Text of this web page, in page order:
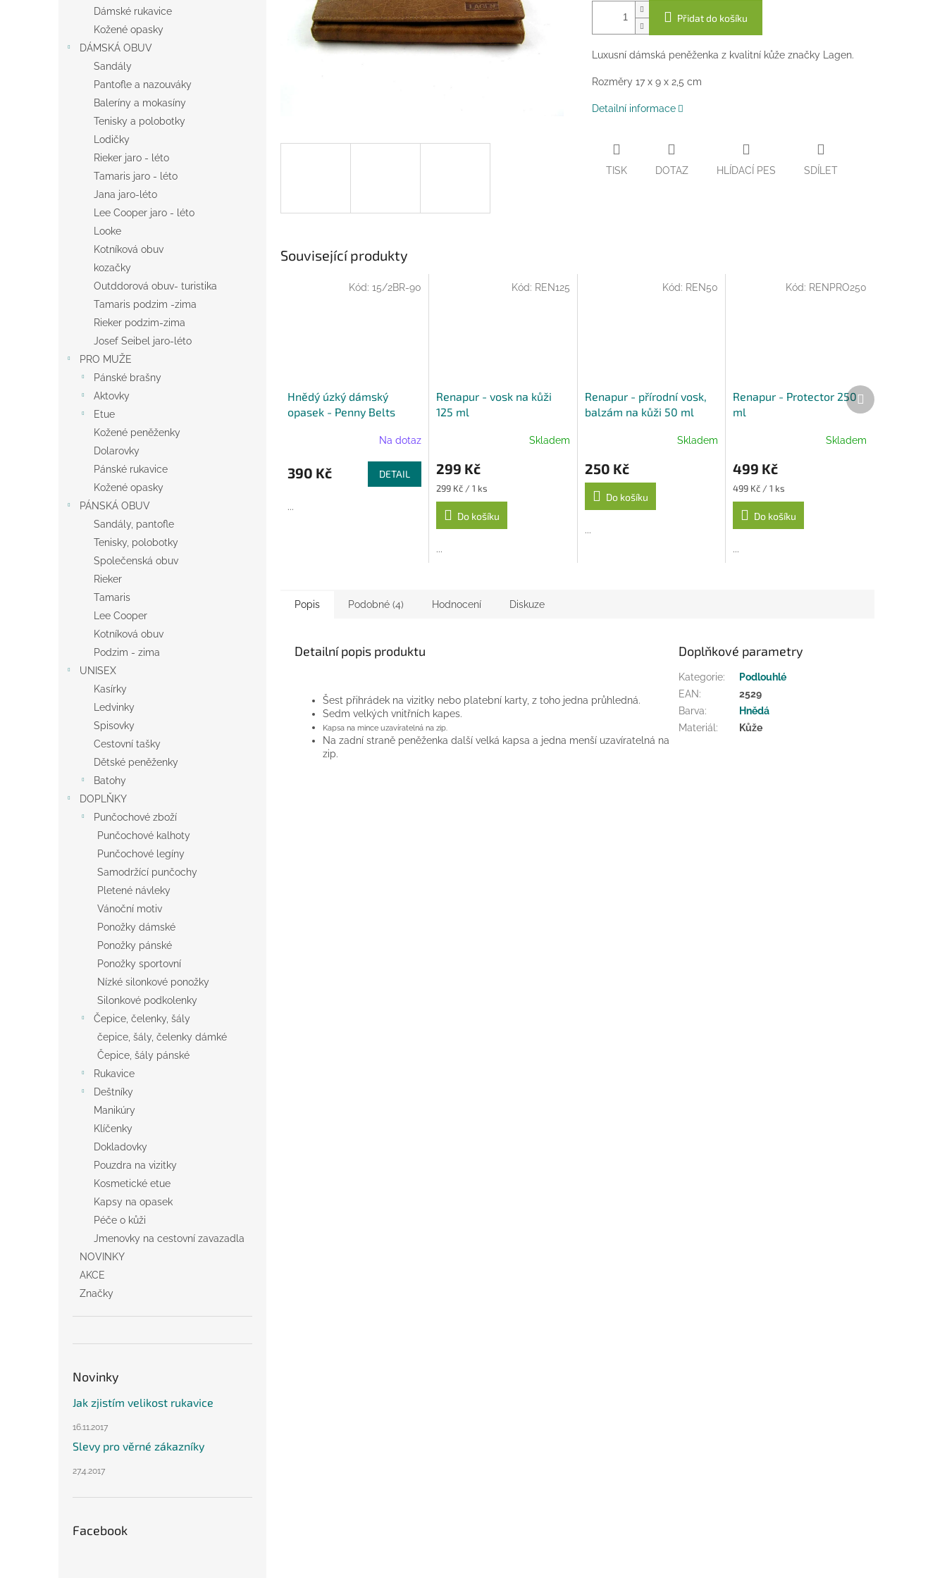
Dámské rukavice
Kožené opasky
DÁMSKÁ OBUV
Sandály
Pantofle a nazouváky
Baleríny a mokasíny
Tenisky a polobotky
Lodičky
Rieker jaro - léto
Tamaris jaro - léto
Jana jaro-léto
Lee Cooper jaro - léto
Looke
Kotníková obuv
kozačky
Outddorová obuv- turistika
Tamaris podzim -zima
Rieker podzim-zima
Josef Seibel jaro-léto
PRO MUŽE
Pánské brašny
Aktovky
Etue
Kožené peněženky
Dolarovky
Pánské rukavice
Kožené opasky
PÁNSKÁ OBUV
Sandály, pantofle
Tenisky, polobotky
Společenská obuv
Rieker
Tamaris
Lee Cooper
Kotníková obuv
Podzim - zima
UNISEX
Kasírky
Ledvinky
Spisovky
Cestovní tašky
Dětské peněženky
Batohy
DOPLŇKY
Punčochové zboží
Punčochové kalhoty
Punčochové legíny
Samodržící punčochy
Pletené návleky
Vánoční motiv
Ponožky dámské
Ponožky pánské
Ponožky sportovní
Nízké silonkové ponožky
Silonkové podkolenky
Čepice, čelenky, šály
čepice, šály, čelenky dámké
Čepice, šály pánské
Rukavice
Deštníky
Manikúry
Klíčenky
Dokladovky
Pouzdra na vizitky
Kosmetické etue
Kapsy na opasek
Péče o kůži
Jmenovky na cestovní zavazadla
NOVINKY
AKCE
Značky
Novinky
Jak zjistím velikost rukavice
16.11.2017
Slevy pro věrné zákazníky
27.4.2017
Facebook
Přidat do košíku
Luxusní dámská peněženka z kvalitní kůže značky Lagen.
Rozměry 17 x 9 x 2,5 cm
Detailní informace
TISK DOTAZ HLÍDACÍ PES SDÍLET
Související produkty
Hnědý úzký dámský
opasek - Penny Belts
Na dotaz
390 Kč DETAIL
...
Kód: 15/2BR-90
Renapur - vosk na kůži
125 ml
Skladem
299 Kč
Měrná
cena:
299 Kč / 1 ks
Do košíku
...
Kód: REN125
Renapur - přírodní vosk,
balzám na kůži 50 ml
Skladem
250 Kč
Do košíku
...
Kód: REN50
Renapur - Protector 250
ml
Skladem
499 Kč
Měrná
cena:
499 Kč / 1 ks
Do košíku
...
Kód: RENPRO250
Další
produkt
Popis Podobné (4) Hodnocení Diskuze
Detailní popis produktu
Šest přihrádek na vizitky nebo platební karty, z toho jedna průhledná.
Sedm velkých vnitřních kapes.
Kapsa na mince uzavíratelná na zip.
Na zadní straně peněženka další velká kapsa a jedna menší uzavíratelná na
zip.
Doplňkové parametry
Kategorie:
Podlouhlé
EAN:
2529
Barva:
Hnědá
Materiál : Kůže